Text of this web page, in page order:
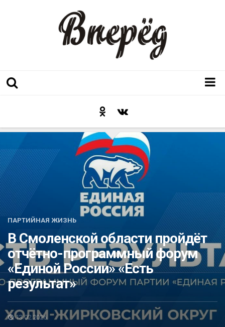
Послесловие к празднику
Факт
Неожиданный ракурс
Контакты
Люди родного края
Акция
К 70-летию районного Дома культуры
Конкурс
Люди родного края
ПАРТИЙНАЯ ЖИЗНЬ
В Смоленской области пройдёт
отчётно-программный форум
«Единой России» «Есть
результат»
13.02.2026